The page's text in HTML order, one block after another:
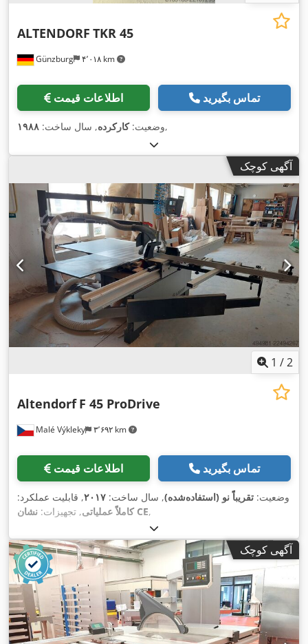
Günzburg ۴٬۰۱۸ km
ALTENDORF TKR 45
اطلاعات قیمت تماس بگیرید
وضعیت:کارکرده, سال ساخت: ۱۹۸۸ ,
آگهی کوچک
1 /2
Malé Výkleky ۳٬۶۹۲ km
Altendorf F 45 ProDrive
اطلاعات قیمت تماس بگیرید
وضعیت: تقریباً نو (استفاده‌شده), سال ساخت: ۲۰۱۷, قابلیت عملکرد:
کاملاً عملیاتی, تجهیزات: نشان CE,
آگهی کوچک